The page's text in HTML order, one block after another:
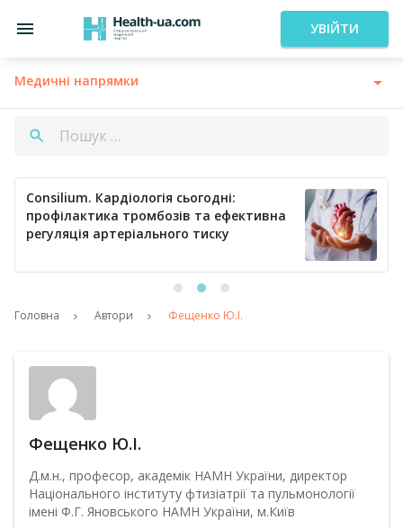
УВІЙТИ
Медичні напрямки
Consilium. Кардіологія сьогодні:
профілактика тромбозів та ефективна
регуляція артеріального тиску
Головна Автори Фещенко Ю.І.
Фещенко Ю.І.
Д.м.н., професор, академік НАМН України, директор
Національного інституту фтизіатрії та пульмонології
імені Ф.Г. Яновського НАМН України, м.Київ